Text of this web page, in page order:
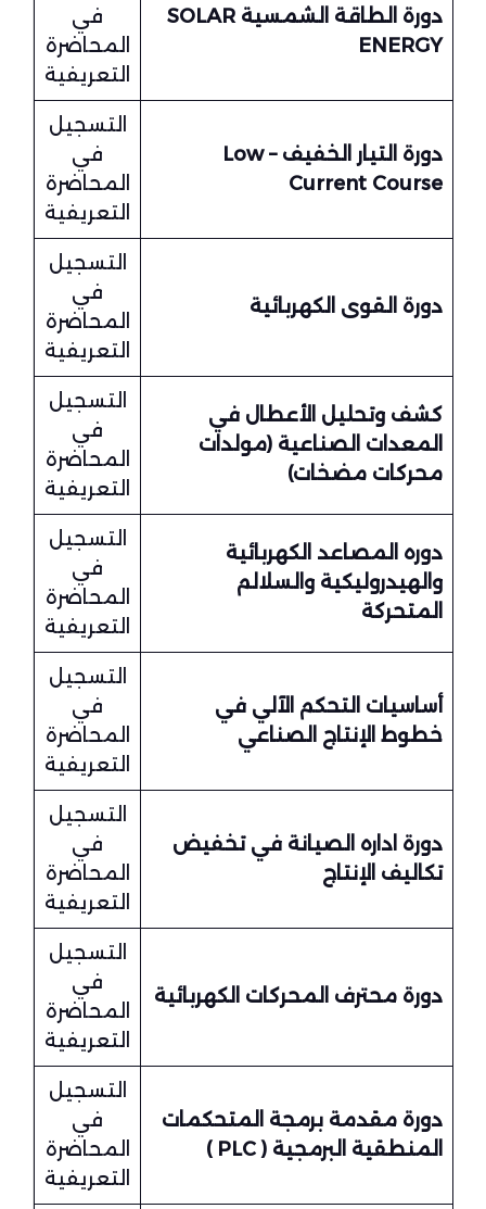
دورة الطاقة الشمسية SOLAR
ENERGY
في
المحاضرة
التعريفية
دورة التيار الخفيف – Low
Current Course
التسجيل
في
المحاضرة
التعريفية
دورة القوى الكهربائية
التسجيل
في
المحاضرة
التعريفية
كشف وتحليل الأعطال في
المعدات الصناعية (مولدات
محركات مضخات)
التسجيل
في
المحاضرة
التعريفية
دوره المصاعد الكهربائية
والهيدروليكية والسلالم
المتحركة
التسجيل
في
المحاضرة
التعريفية
أساسيات التحكم الآلي في
خطوط الإنتاج الصناعي
التسجيل
في
المحاضرة
التعريفية
دورة اداره الصيانة في تخفيض
تكاليف الإنتاج
التسجيل
في
المحاضرة
التعريفية
دورة محترف المحركات الكهربائية
التسجيل
في
المحاضرة
التعريفية
دورة مقدمة برمجة المتحكمات
المنطقية البرمجية ( PLC )
التسجيل
في
المحاضرة
التعريفية